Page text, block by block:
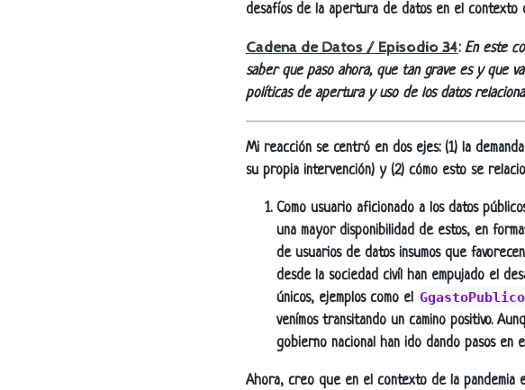
desafíos de la apertura de datos en el contexto
Cadena de Datos / Episodio 34: En este
saber que paso ahora, que tan grave es y que
políticas de apertura y uso de los datos
Mi reacción se centró en dos ejes: (1) la
su propia intervención) y (2) cómo esto se
Como usuario aficionado a los datos
una mayor disponibilidad de estos, en
de usuarios de datos insumos que
desde la sociedad civíl han empujado el
únicos, ejemplos como el
venímos transitando un camino positivo.
gobierno nacional han ido dando pasos en
Ahora, creo que en el contexto de la pandemia